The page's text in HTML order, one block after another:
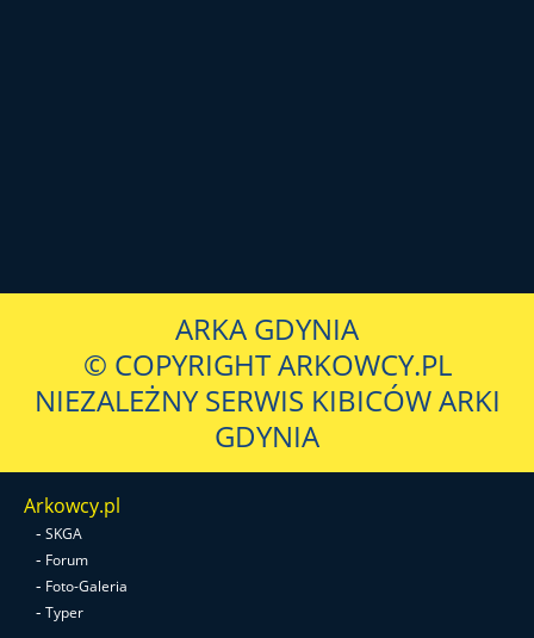
ARKA GDYNIA
© COPYRIGHT ARKOWCY.PL
NIEZALEŻNY SERWIS KIBICÓW ARKI
GDYNIA
Arkowcy.pl
- SKGA
- Forum
- Foto-Galeria
- Typer